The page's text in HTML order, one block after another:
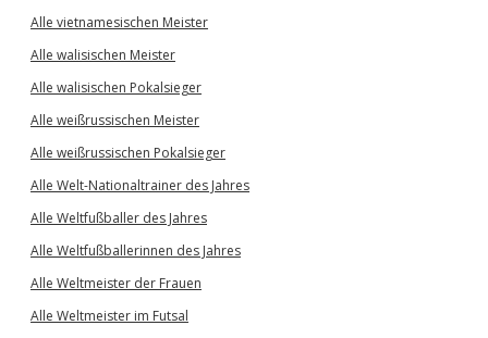
Alle vietnamesischen Meister
Alle walisischen Meister
Alle walisischen Pokalsieger
Alle weißrussischen Meister
Alle weißrussischen Pokalsieger
Alle Welt-Nationaltrainer des Jahres
Alle Weltfußballer des Jahres
Alle Weltfußballerinnen des Jahres
Alle Weltmeister der Frauen
Alle Weltmeister im Futsal